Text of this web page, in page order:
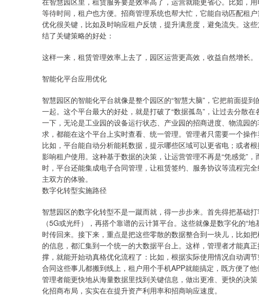
等待时间，租户也方便。招商管理系统也帮大忙，它能自动匹配租
优化很关键，比如及时响应租户反馈，提升满意度，避免流失。这
结了关键策略的好处：
这样一来，租赁管理效率上去了，园区运营更高效，收益自然增长。
智能化平台应用优化
智慧园区的智能化平台就像是整个园区的“智慧大脑”，它把前面提
一起。这个平台最大的好处，就是打破了“数据孤岛”，让过去分散
一下，无论是工业园的设备运行状态、产业园的招商进度、物流园
求，都能在这个平台上实时查看、统一管理。管理者只需要一个操
比如，平台能自动分析能耗数据，提示哪些区域可以更省电；或者
影响租户使用。这种基于数据的决策，让运营管理不再是“凭感觉”
时，平台还能集成电子合同管理，让租赁签约、服务协议等流程完
主双方的体验。
数字化转型实施路径
智慧园区的数字化转型不是一蹴而就，得一步步来。首先得把基础
（5G或光纤），再搭个靠谱的云计算平台。这些就像是数字化的“
时传回来。接下来，重点是把这些零散的数据整合到一块儿，比如
的信息，都汇集到一个统一的大数据平台上。这样，管理者才能真
撑，就能开始动真格优化流程了：比如，根据实际使用情况自动调
合同这些事儿都搬到线上，租户用个手机APP就能搞定，既方便了
管理者能更快地从海量数据里找到关键信息，做出更准、更快的决
化招商布局，实实在在提升资产利用率和招商响应速度。